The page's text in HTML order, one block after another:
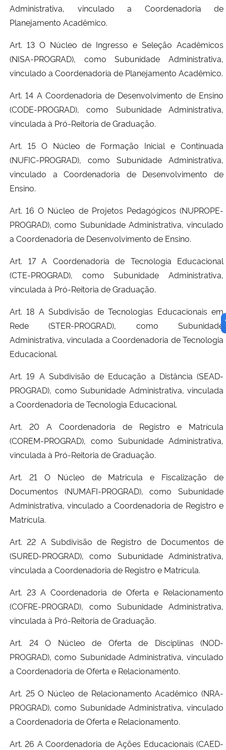
Administrativa, vinculado a Coordenadoria de
Planejamento Acadêmico.
Art. 13 O Núcleo de Ingresso e Seleção Acadêmicos
(NISA-PROGRAD), como Subunidade Administrativa,
vinculado a Coordenadoria de Planejamento Acadêmico.
Art. 14 A Coordenadoria de Desenvolvimento de Ensino
(CODE-PROGRAD), como Subunidade Administrativa,
vinculada à Pró-Reitoria de Graduação.
Art. 15 O Núcleo de Formação Inicial e Continuada
(NUFIC-PROGRAD), como Subunidade Administrativa,
vinculado a Coordenadoria de Desenvolvimento de
Ensino.
Art. 16 O Núcleo de Projetos Pedagógicos (NUPROPE-
PROGRAD), como Subunidade Administrativa, vinculado
a Coordenadoria de Desenvolvimento de Ensino.
Art. 17 A Coordenadoria de Tecnologia Educacional
(CTE-PROGRAD), como Subunidade Administrativa,
vinculada à Pró-Reitoria de Graduação.
Art. 18 A Subdivisão de Tecnologias Educacionais em
Rede (STER-PROGRAD), como Subunidade
Administrativa, vinculada a Coordenadoria de Tecnologia
Educacional.
Art. 19 A Subdivisão de Educação a Distância (SEAD-
PROGRAD), como Subunidade Administrativa, vinculada
a Coordenadoria de Tecnologia Educacional.
Art. 20 A Coordenadoria de Registro e Matrícula
(COREM-PROGRAD), como Subunidade Administrativa,
vinculada à Pró-Reitoria de Graduação.
Art. 21 O Núcleo de Matricula e Fiscalização de
Documentos (NUMAFI-PROGRAD), como Subunidade
Administrativa, vinculado a Coordenadoria de Registro e
Matrícula.
Art. 22 A Subdivisão de Registro de Documentos de
(SURED-PROGRAD), como Subunidade Administrativa,
vinculada a Coordenadoria de Registro e Matrícula.
Art. 23 A Coordenadoria de Oferta e Relacionamento
(COFRE-PROGRAD), como Subunidade Administrativa,
vinculada à Pró-Reitoria de Graduação.
Art. 24 O Núcleo de Oferta de Disciplinas (NOD-
PROGRAD), como Subunidade Administrativa, vinculado
a Coordenadoria de Oferta e Relacionamento.
Art. 25 O Núcleo de Relacionamento Acadêmico (NRA-
PROGRAD), como Subunidade Administrativa, vinculado
a Coordenadoria de Oferta e Relacionamento.
Art. 26 A Coordenadoria de Ações Educacionais (CAED-